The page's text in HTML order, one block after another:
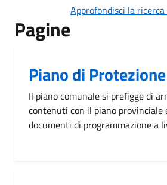
Approfondisci la
Pagine
Piano di
Il piano comunale si prefigge di
contenuti con il piano
documenti di programmazione a